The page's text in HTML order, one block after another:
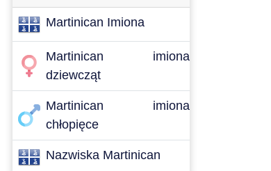
Martinican Imiona
Martinican imiona
dziewcząt
Martinican imiona
chłopięce
Nazwiska Martinican